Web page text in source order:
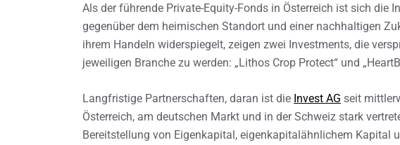
Als der führende Private-Equity-Fonds in Österreich ist sich die
gegenüber dem heimischen Standort und einer nachhaltigen
ihrem Handeln widerspiegelt, zeigen zwei Investments, die
jeweiligen Branche zu werden: „Lithos Crop Protect“ und
Langfristige Partnerschaften, daran ist die Invest AG seit
Österreich, am deutschen Markt und in der Schweiz stark
Bereitstellung von Eigenkapital, eigenkapitalähnlichem Kapital